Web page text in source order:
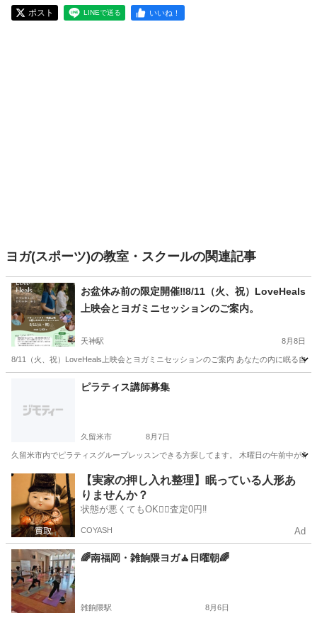
ポスト LINEで送る いいね！
ヨガ(スポーツ)の教室・スクールの関連記事
お盆休み前の限定開催‼️8/11（火、祝）LoveHeals
上映会とヨガミニセッションのご案内。
天神駅 8月8日
8/11（火、祝）LoveHeals上映会とヨガミニセッションのご案内 あなたの内に眠る自
天神駅 ヨガ オーラ
ピラティス講師募集
久留米市 8月7日
久留米市内でピラティスグループレッスンできる方探してます。 木曜日の午前中が希
福岡 久留米市 その他 ピラティス
【実家の押し入れ整理】眠っている人形あ
りませんか？
状態が悪くてもOK🙆‍♀️査定0円‼️
COYASH Ad
🌈南福岡・雑餉隈ヨガ🧘日曜朝🌈
雑餉隈駅 8月6日